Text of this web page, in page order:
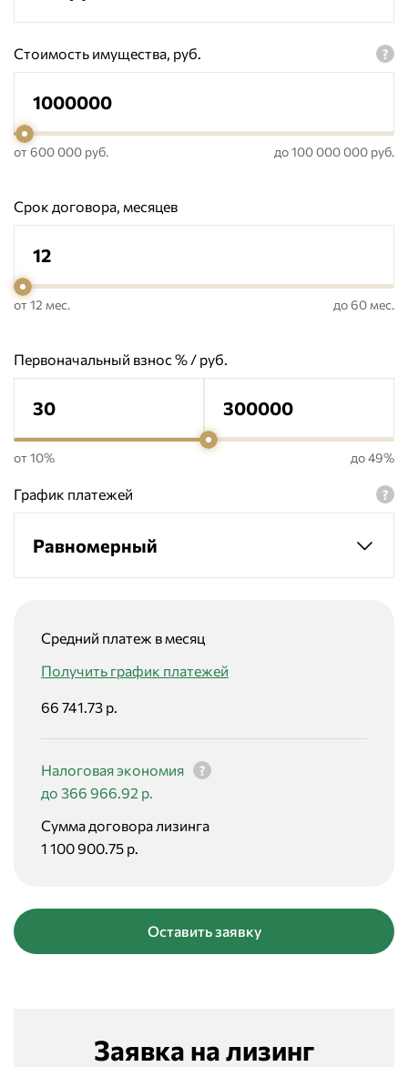
Стоимость имущества, руб.
от 600 000 руб. до 100 000 000 руб.
Срок договора, месяцев
от 12 мес. до 60 мес.
Первоначальный взнос % / руб.
от 10% до 49%
График платежей
Равномерный
Средний платеж в месяц
Получить график платежей
66 741.73 р.
Налоговая экономия
до 366 966.92 р.
Сумма договора лизинга
1 100 900.75 р.
Оставить заявку
Заявка на лизинг